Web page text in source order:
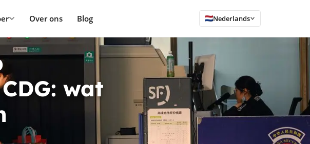
Over ons Blog Nederlands
wat